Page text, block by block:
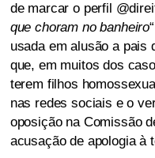
de marcar o perfil
que choram no banheiro
usada em alusão a pais
que, em muitos dos
terem filhos
nas redes sociais e o
oposição na Comissão
acusação de apologia à